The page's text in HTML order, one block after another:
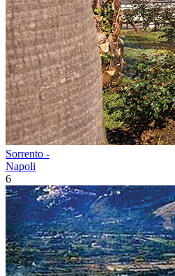
Sorrento -
Napoli
6